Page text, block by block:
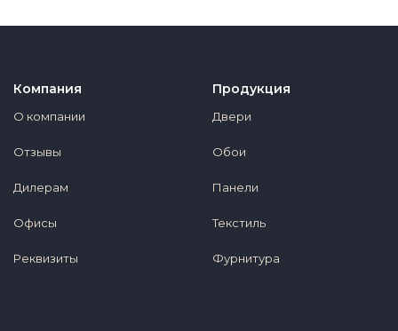
Компания
О компании
Отзывы
Дилерам
Офисы
Реквизиты
Продукция
Двери
Обои
Панели
Текстиль
Фурнитура